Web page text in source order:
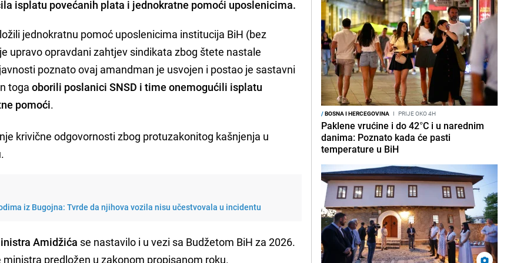
isplatu povećanih plata i jednokratne pomoći uposlenicima.
jednokratnu pomoć uposlenicima institucija BiH (bez
upravo opravdani zahtjev sindikata zbog štete nastale
poznato ovaj amandman je usvojen i postao je sastavni
togaoborili poslanici SNSD i time onemogućili isplatu
pomoći.
krivične odgovornosti zbog protuzakonitog kašnjenja u
iz Bugojna: Tvrde da njihova vozila nisu učestvovala u incidentu
Amidžića se nastavilo i u vezi sa Budžetom BiH za 2026.
predložen u zakonom propisanom roku.
/BOSNA I HERCEGOVINA I PRIJE OKO 4H
Paklene vrućine i do 42°C i u narednim
danima: Poznato kada će pasti
temperature u BiH